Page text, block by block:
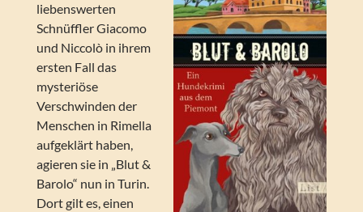
liebenswerten
Schnüffler Giacomo
und Niccolò in ihrem
ersten Fall das
mysteriöse
Verschwinden der
Menschen in Rimella
aufgeklärt haben,
agieren sie in „Blut &
Barolo“ nun in Turin.
Dort gilt es, einen